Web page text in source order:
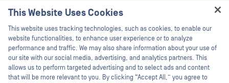
This Website Uses Cookies
This website uses tracking technologies, such as cookies, to enable our
website functionalities, to enhance user experience or to analyze
performance and traffic. We may also share information about your use of
our site with our social media, advertising, and analytics partners. This
allows us to perform targeted advertising and to select ads and content
that will be more relevant to you. By clicking “Accept All,” you agree to
Hey there!
I'm Ozzy, your OPSWAT virtual assistant.
How can I help you secure what's critical
today?